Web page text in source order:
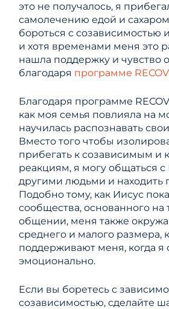
это не получалось, я
самолечению едой и
бороться с созависимостью
и хотя временами меня это
нашла поддержку и чувство
благодаря программе
Благодаря программе
как моя семья повлияла на
научилась распознавать
Вместо того чтобы
прибегать к созависимым и
реакциям, я могу общаться
другими людьми и находить
Подобно тому, как Иисус
сообщества, основанного на
общении, меня также
среднего и малого размера,
поддерживают меня, когда я
эмоционально.
Если вы боретесь с
созависимостью, сделайте